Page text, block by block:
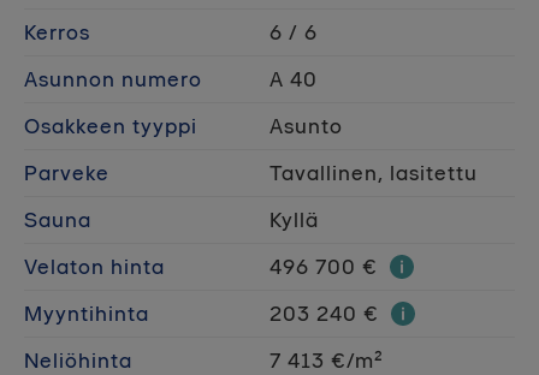
Kerros
6 / 6
Asunnon numero
A 40
Osakkeen tyyppi
Asunto
Parveke
Tavallinen, lasitettu
Sauna
Kyllä
Velaton hinta
496 700 €
Myyntihinta
203 240 €
Neliöhinta
7 413 €/m²